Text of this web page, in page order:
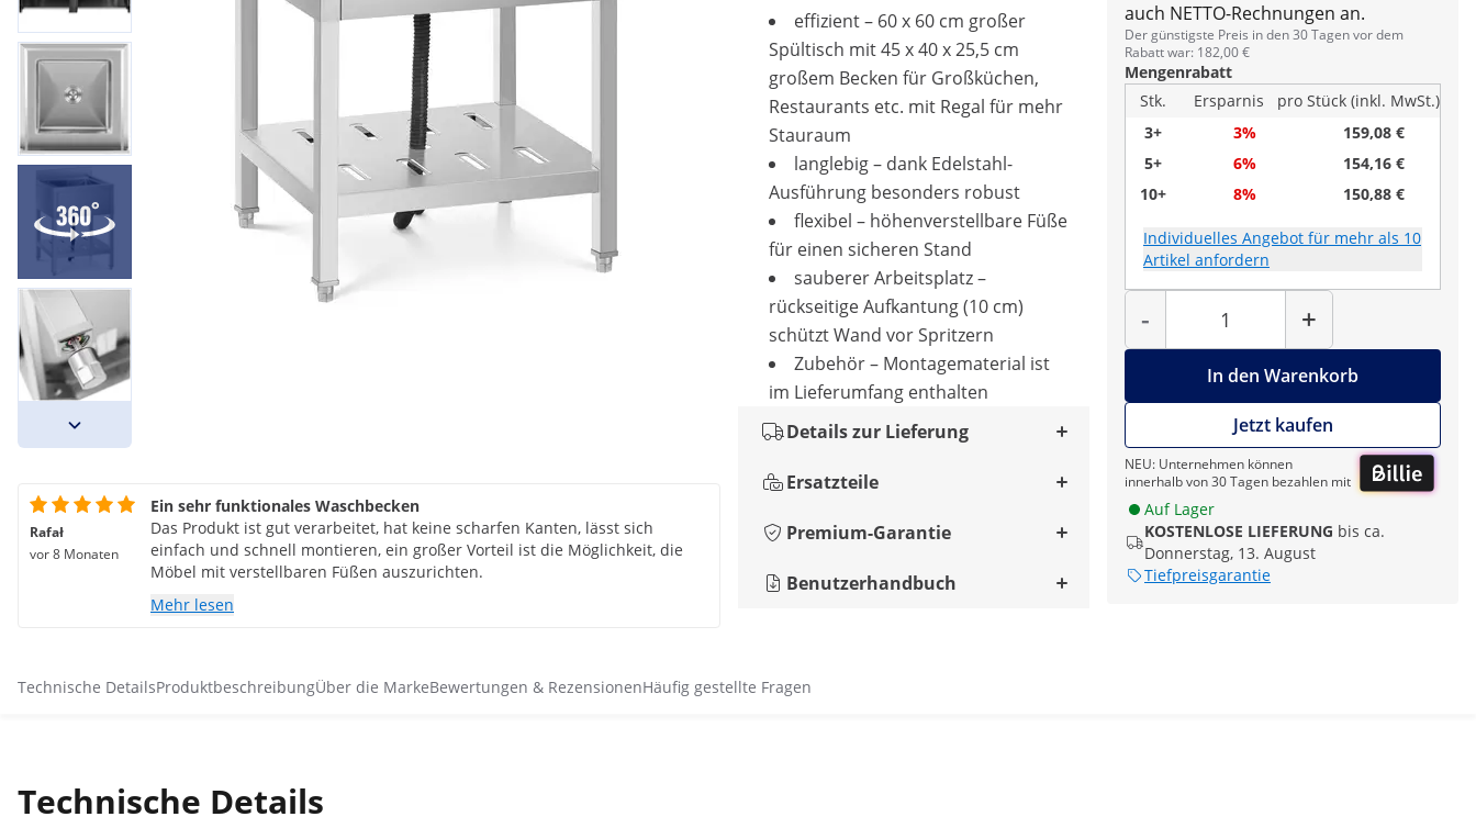
auch NETTO-Rechnungen an.
Der günstigste Preis in den 30 Tagen vor dem
Rabatt war: 182,00 €
Mengenrabatt
Stk.
Ersparnis
pro Stück (inkl. MwSt.)
3+
3%
159,08 €
5+
6%
154,16 €
10+
8% 150,88 €
Individuelles Angebot für mehr als 10
Artikel anfordern
-
Menge
+
In den Warenkorb
Jetzt kaufen
NEU: Unternehmen können
innerhalb von 30 Tagen bezahlen mit
Auf Lager
KOSTENLOSE LIEFERUNG bis ca.
Donnerstag, 13. August
Tiefpreisgarantie
effizient – 60 x 60 cm großer
Spültisch mit 45 x 40 x 25,5 cm
großem Becken für Großküchen,
Restaurants etc. mit Regal für mehr
Stauraum
langlebig – dank Edelstahl-
Ausführung besonders robust
flexibel – höhenverstellbare Füße
für einen sicheren Stand
sauberer Arbeitsplatz –
rückseitige Aufkantung (10 cm)
schützt Wand vor Spritzern
Zubehör – Montagematerial ist
im Lieferumfang enthalten
Details zur Lieferung
Ersatzteile
Premium-Garantie
Benutzerhandbuch
Rafał
vor 8 Monaten
Ein sehr funktionales Waschbecken
Das Produkt ist gut verarbeitet, hat keine scharfen Kanten, lässt sich
einfach und schnell montieren, ein großer Vorteil ist die Möglichkeit, die
Möbel mit verstellbaren Füßen auszurichten.
Mehr lesen
Technische DetailsProduktbeschreibungÜber die MarkeBewertungen & RezensionenHäufig gestellte Fragen
Technische Details